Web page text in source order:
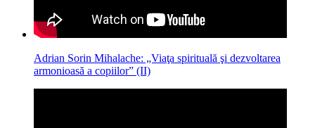
Adrian Sorin Mihalache: „Viaţa spirituală şi dezvoltarea
armonioasă a copiilor” (II)